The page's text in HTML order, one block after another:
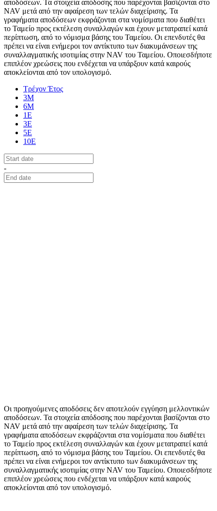
αποδόσεων. Τα στοιχεία απόδοσης που παρέχονται βασίζονται στο
NAV μετά από την αφαίρεση των τελών διαχείρισης. Τα
γραφήματα αποδόσεων εκφράζονται στα νομίσματα που διαθέτει
το Ταμείο προς εκτέλεση συναλλαγών και έχουν μετατραπεί κατά
περίπτωση, από το νόμισμα βάσης του Ταμείου. Οι επενδυτές θα
πρέπει να είναι ενήμεροι τον αντίκτυπο των διακυμάνσεων της
συναλλαγματικής ισοτιμίας στην NAV του Ταμείου. Οποιεσδήποτε
επιπλέον χρεώσεις που ενδέχεται να υπάρξουν κατά καιρούς
αποκλείονται από τον υπολογισμό.
Τρέχον Έτος
3Μ
6Μ
1Ε
3Ε
5Ε
10Ε
-
Οι προηγούμενες αποδόσεις δεν αποτελούν εγγύηση μελλοντικών
αποδόσεων. Τα στοιχεία απόδοσης που παρέχονται βασίζονται στο
NAV μετά από την αφαίρεση των τελών διαχείρισης. Τα
γραφήματα αποδόσεων εκφράζονται στα νομίσματα που διαθέτει
το Ταμείο προς εκτέλεση συναλλαγών και έχουν μετατραπεί κατά
περίπτωση, από το νόμισμα βάσης του Ταμείου. Οι επενδυτές θα
πρέπει να είναι ενήμεροι τον αντίκτυπο των διακυμάνσεων της
συναλλαγματικής ισοτιμίας στην NAV του Ταμείου. Οποιεσδήποτε
επιπλέον χρεώσεις που ενδέχεται να υπάρξουν κατά καιρούς
αποκλείονται από τον υπολογισμό.